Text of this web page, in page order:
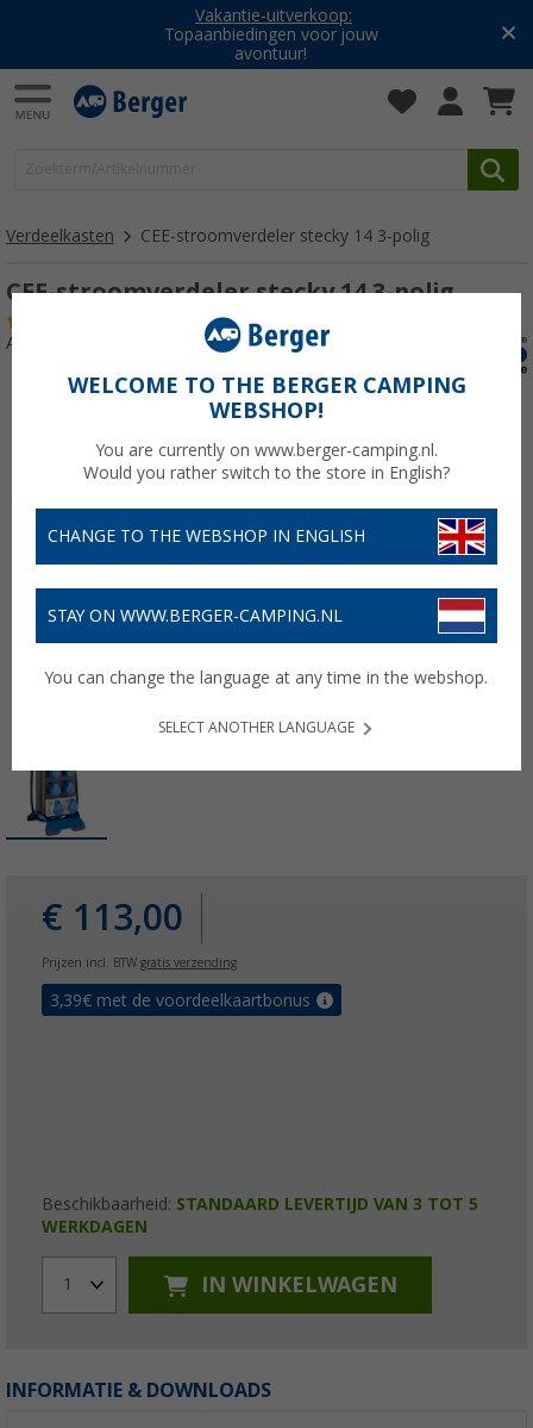
Vakantie-uitverkoop:
Topaanbiedingen voor jouw
avontuur!
Verdeelkasten CEE-stroomverdeler stecky 14 3-polig
CEE-stroomverdeler stecky 14 3-polig
Artikelnr: 284920
€ 113,00
Prijzen incl. BTW gratis verzending
3,39€ met de voordeelkaartbonus
Beschikbaarheid: STANDAARD LEVERTIJD VAN 3 TOT 5
WERKDAGEN
1 IN WINKELWAGEN
INFORMATIE & DOWNLOADS
WELCOME TO THE BERGER CAMPING
WEBSHOP!
You are currently on www.berger-camping.nl.
Would you rather switch to the store in English?
CHANGE TO THE WEBSHOP IN ENGLISH
STAY ON WWW.BERGER-CAMPING.NL
You can change the language at any time in the webshop.
SELECT ANOTHER LANGUAGE